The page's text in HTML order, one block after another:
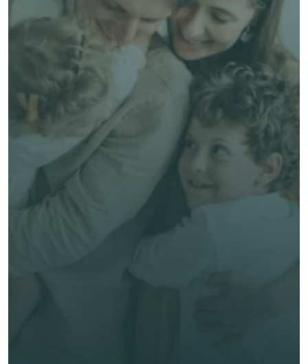
了解 Alea 賣點
免費獲得個人化專屬報價
專業客觀建議，全程貼心跟進
節省時間與保費成本，享無憂投保體驗
立即獲取獨立客觀建議